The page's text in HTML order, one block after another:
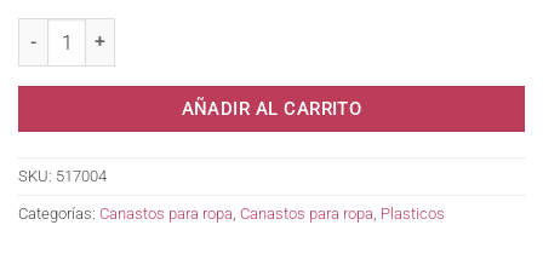
AÑADIR AL CARRITO
SKU: 517004
Categorías: Canastos para ropa, Canastos para ropa, Plasticos